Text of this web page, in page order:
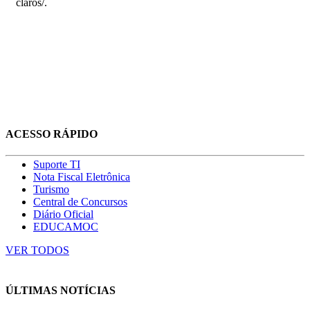
ACESSO RÁPIDO
Suporte TI
Nota Fiscal Eletrônica
Turismo
Central de Concursos
Diário Oficial
EDUCAMOC
VER TODOS
ÚLTIMAS NOTÍCIAS